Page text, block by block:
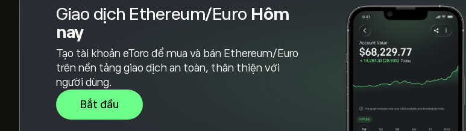
Giao dịch Ethereum/Euro Hôm
nay
Tạo tài khoản eToro để mua và bán Ethereum/Euro
trên nền tảng giao dịch an toàn, thân thiện với
người dùng.
Bắt đầu
Ethereum/Euro bạn muốn mua. Bạn cũng có thể đặt lệnh mua ETHEUR ở một mức giá cụ
thể trong tương lai.